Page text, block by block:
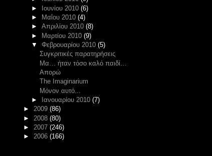
►
Ιουνίου 2010 (6)
►
Μαΐου 2010 (4)
► Απριλίου 2010 (8)
► Μαρτίου 2010 (9)
▼ Φεβρουαρίου 2010 (5)
Συγκριτικές παρατηρήσεις
Μα… ήταν τόσο καλό παιδί…
Απορώ
The Imaginarium
Μόνον αυτό...
►
Ιανουαρίου 2010 (7)
► 2009 (86)
► 2008 (80)
► 2007 (246)
► 2006 (166)